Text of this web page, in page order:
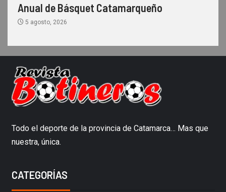
Anual de Básquet Catamarqueño
5 agosto, 2026
Todo el deporte de la provincia de Catamarca… Mas que
nuestra, única.
CATEGORÍAS